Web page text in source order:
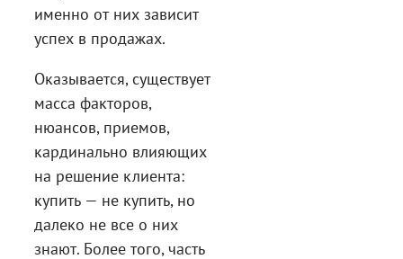
именно от них зависит
успех в продажах.
Оказывается, существует
масса факторов,
нюансов, приемов,
кардинально влияющих
на решение клиента:
купить — не купить, но
далеко не все о них
знают. Более того, часть